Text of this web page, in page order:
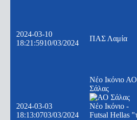
2024-03-10
18:21:5910/03/2024
ΠΑΣ Λαμία
2024-03-03
18:13:0703/03/2024
Νέο Ικόνιο ΑΟ
Σάλας